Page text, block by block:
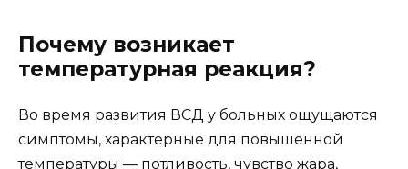
Почему возникает
температурная реакция?
Во время развития ВСД у больных ощущаются
симптомы, характерные для повышенной
температуры — потливость, чувство жара,